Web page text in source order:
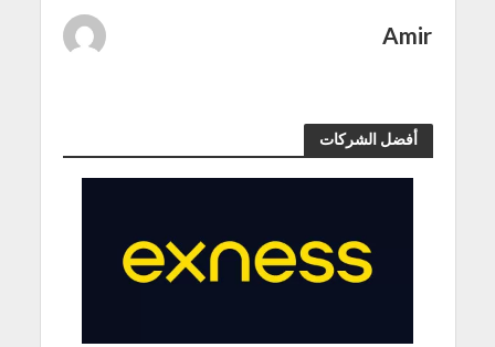
Amir
أفضل الشركات